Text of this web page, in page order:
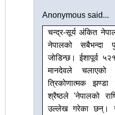
Anonymous said...
चन्द्र-सूर्य अंकित
नेपालको सबैभन्दा
जोडिन्छ। ईशापूर्व
मानदेवले चलाएको
त्रिकोणात्मक झण्डा
श्रैष्ठले 'नेपालको
उल्लेख गरेका छन्।